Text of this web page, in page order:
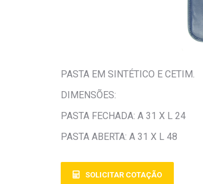
PASTA EM SINTÉTICO E CETIM.
DIMENSÕES:
PASTA FECHADA: A 31 X L 24
PASTA ABERTA: A 31 X L 48
SOLICITAR COTAÇÃO